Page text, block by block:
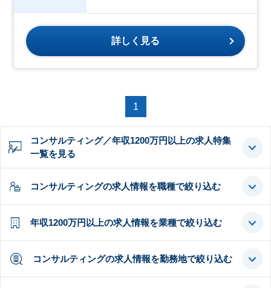
詳しく見る
1
コンサルティング／年収1200万円以上の求人特集
一覧を見る
コンサルティングの求人情報を職種で絞り込む
年収1200万円以上の求人情報を業種で絞り込む
コンサルティングの求人情報を勤務地で絞り込む